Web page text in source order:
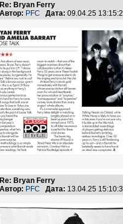
Re: Bryan Ferry
Автор: PFC Дата: 09.04.25
Re: Bryan Ferry
Автор: PFC Дата: 13.04.25